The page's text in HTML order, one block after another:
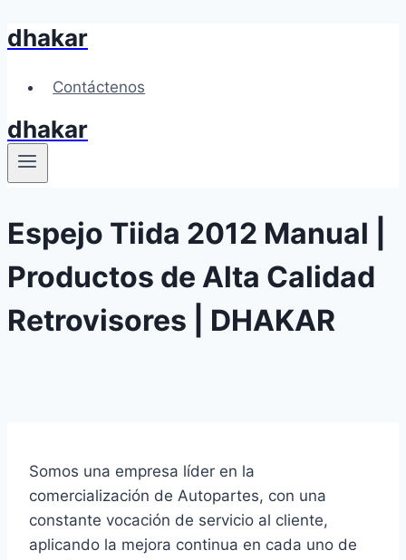
Skip
content
dhakar
Contáctenos
dhakar
Espejo Tiida 2012 Manual |
Productos de Alta Calidad
Retrovisores | DHAKAR
Somos una empresa líder en la
comercialización de Autopartes, con una
constante vocación de servicio al cliente,
aplicando la mejora continua en cada uno de